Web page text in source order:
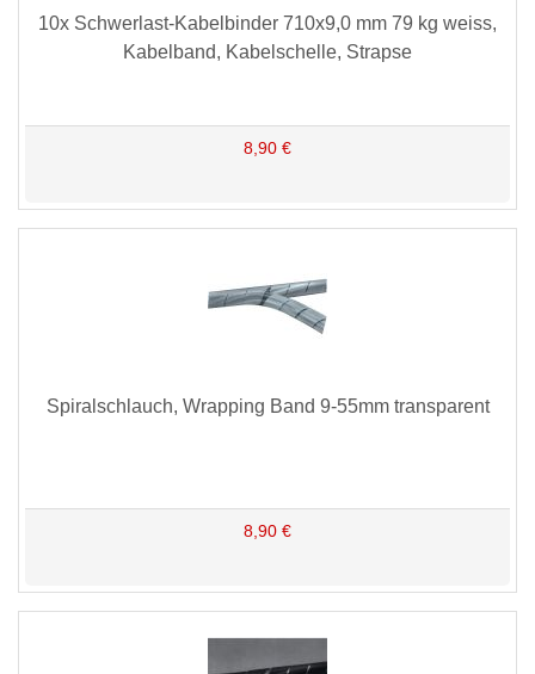
10x Schwerlast-Kabelbinder 710x9,0 mm 79 kg weiss,
Kabelband, Kabelschelle, Strapse
8,90 €
Spiralschlauch, Wrapping Band 9-55mm transparent
8,90 €